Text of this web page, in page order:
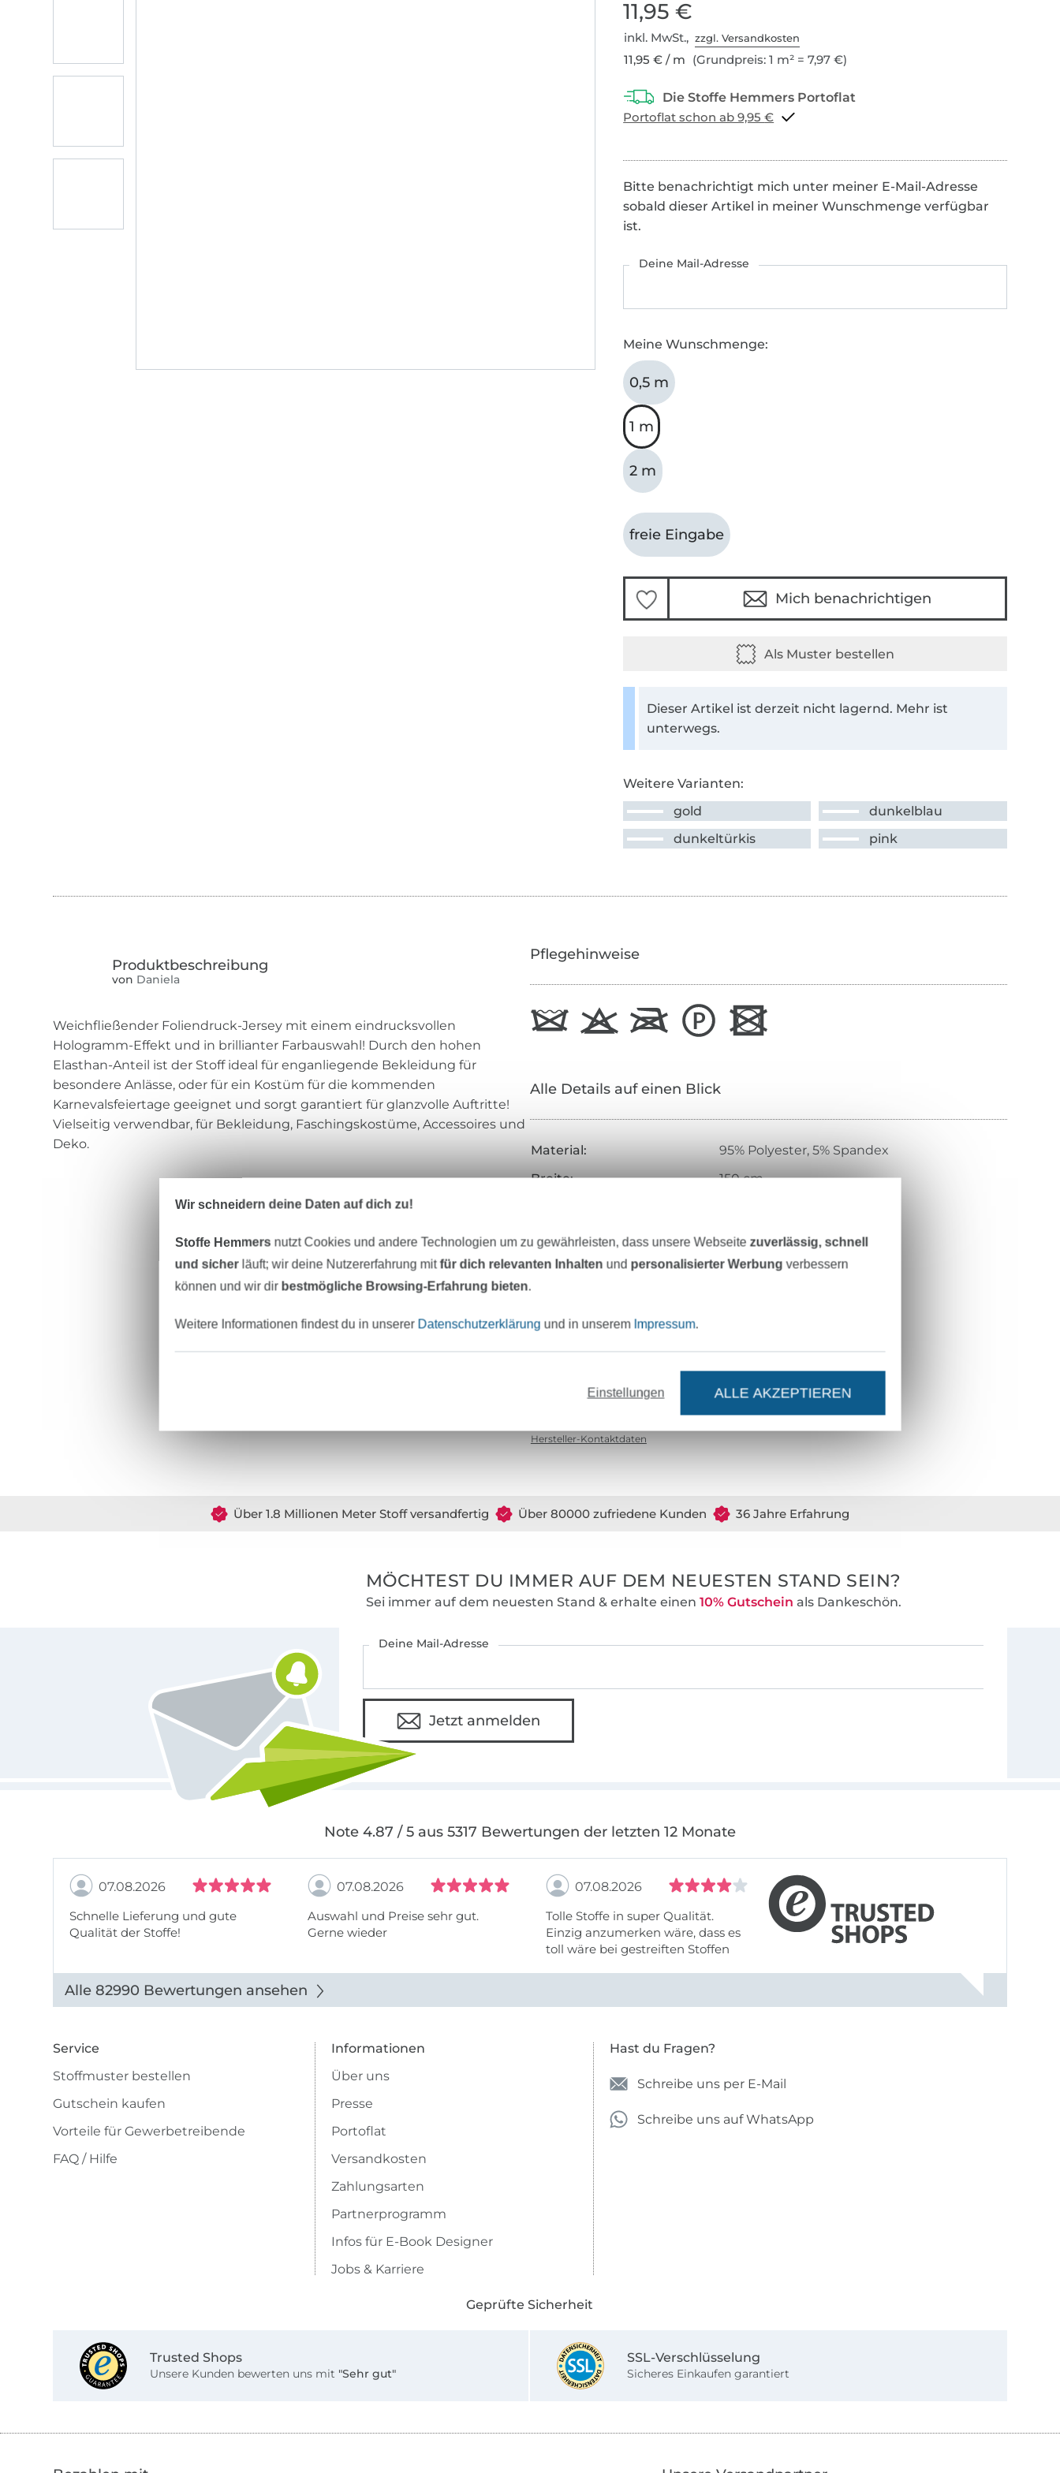
11,95 €
inkl. MwSt.,zzgl. Versandkosten
11,95 € / m (Grundpreis: 1 m² = 7,97 €)
Portoflat schon ab 9,95 €
Bitte benachrichtigt mich unter meiner E-Mail-Adresse
sobald dieser Artikel in meiner Wunschmenge verfügbar
ist.
Deine Mail-Adresse
Meine Wunschmenge:
0,5 m
1 m
2 m
freie Eingabe
Mich benachrichtigen
Dieser Artikel ist derzeit nicht lagernd. Mehr ist
unterwegs.
Weitere Varianten:
gold
dunkelblau
dunkeltürkis
pink
von Daniela
Weichfließender Foliendruck-Jersey mit einem eindrucksvollen
Hologramm-Effekt und in brillianter Farbauswahl! Durch den hohen
Elasthan-Anteil ist der Stoff ideal für enganliegende Bekleidung für
besondere Anlässe, oder für ein Kostüm für die kommenden
Karnevalsfeiertage geeignet und sorgt garantiert für glanzvolle Auftritte!
Vielseitig verwendbar, für Bekleidung, Faschingskostüme, Accessoires und
Deko.
Pflegehinweise
Alle Details auf einen Blick
Material:
95% Polyester, 5% Spandex
Breite:
150 cm
Farbe:
gold
Oberfläche:
glatt, glänzend
Griff:
Herstellungsart:
Veredelung:
mit Folie bedruckt
Hersteller-Kontaktdaten
Über 1.8 Millionen Meter Stoff versandfertig Über 80000 zufriedene Kunden 36 Jahre Erfahrung
MÖCHTEST DU IMMER AUF DEM NEUESTEN STAND SEIN?
Sei immer auf dem neuesten Stand & erhalte einen 10% Gutschein als Dankeschön.
Deine Mail-Adresse
Jetzt anmelden
Note 4.87 / 5 aus 5317 Bewertungen der letzten 12 Monate
07.08.2026
Schnelle Lieferung und gute
Qualität der Stoffe!
07.08.2026
Auswahl und Preise sehr gut.
Gerne wieder
07.08.2026
Tolle Stoffe in super Qualität.
Einzig anzumerken wäre, dass es
toll wäre bei gestreiften Stoffen
Alle 82990 Bewertungen ansehen
Service
Stoffmuster bestellen
Gutschein kaufen
Vorteile für Gewerbetreibende
FAQ / Hilfe
Informationen
Über uns
Presse
Portoflat
Versandkosten
Zahlungsarten
Partnerprogramm
Infos für E-Book Designer
Jobs & Karriere
Hast du Fragen?
Schreibe uns per E-Mail
Schreibe uns auf WhatsApp
Geprüfte Sicherheit
Trusted Shops
Unsere Kunden bewerten uns mit "Sehr gut"
SSL-Verschlüsselung
Sicheres Einkaufen garantiert
Wir schneidern deine Daten auf dich zu!
Stoffe Hemmers nutzt Cookies und andere Technologien um zu gewährleisten, dass unsere Webseitezuverlässig, schnell
und sicherläuft; wir deine Nutzererfahrung mitfür dich relevanten Inhalten und personalisierter Werbung verbessern
können und wir dir bestmögliche Browsing-Erfahrung bieten.
Weitere Informationen findest du in unserer Datenschutzerklärung und in unserem Impressum.
Einstellungen ALLE AKZEPTIEREN